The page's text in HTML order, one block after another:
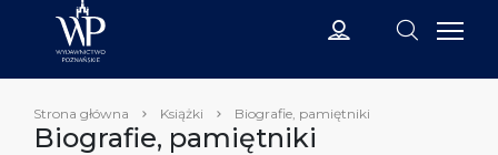
Strona główna Książki Biografie, pamiętniki
Biografie, pamiętniki